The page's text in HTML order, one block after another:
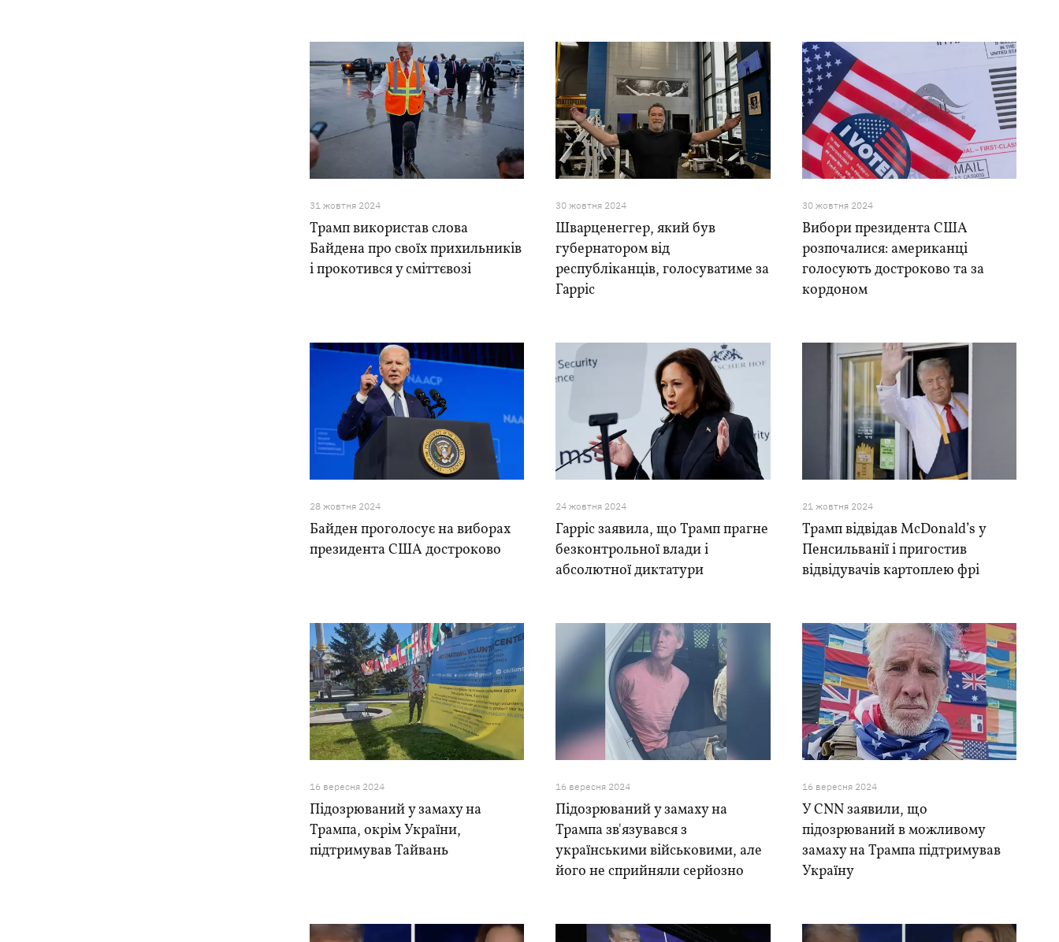
31 жовтня 2024
Трамп використав слова
Байдена про своїх прихильників
і прокотився у сміттєвозі
30 жовтня 2024
Шварценеггер, який був
губернатором від
республіканців, голосуватиме за
Гарріс
30 жовтня 2024
Вибори президента США
розпочалися: американці
голосують достроково та за
кордоном
28 жовтня 2024
Байден проголосує на виборах
президента США достроково
24 жовтня 2024
Гарріс заявила, що Трамп прагне
безконтрольної влади і
абсолютної диктатури
21 жовтня 2024
Трамп відвідав McDonald’s у
Пенсильванії і пригостив
відвідувачів картоплею фрі
16 вересня 2024
Підозрюваний у замаху на
Трампа, окрім України,
підтримував Тайвань
16 вересня 2024
Підозрюваний у замаху на
Трампа зв'язувався з
українськими військовими, але
його не сприйняли серйозно
16 вересня 2024
У CNN заявили, що
підозрюваний в можливому
замаху на Трампа підтримував
Україну